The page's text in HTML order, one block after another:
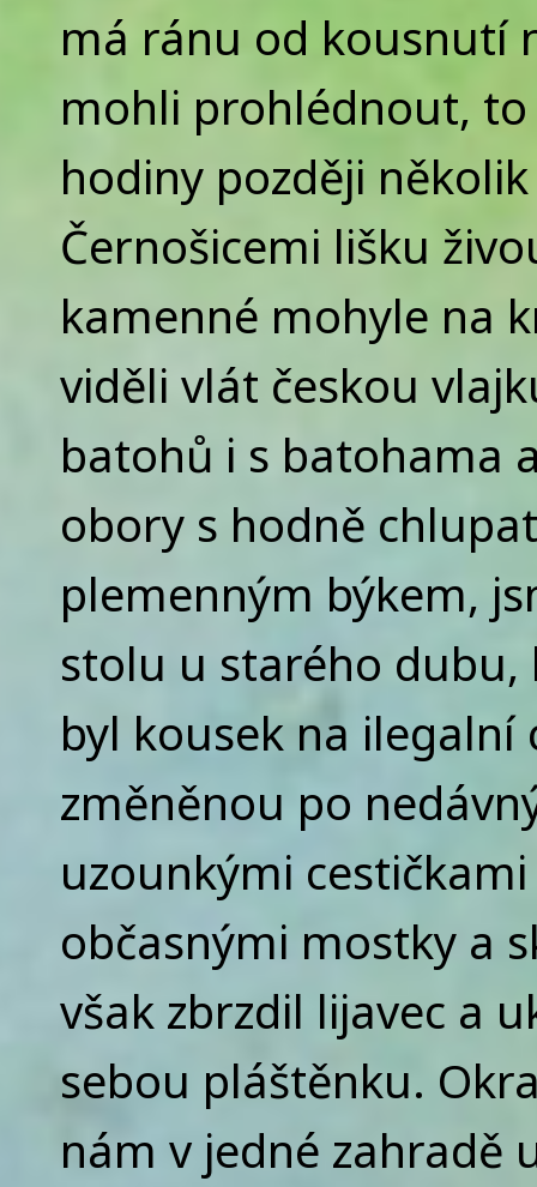
má ránu od kousnutí
mohli prohlédnout, to
hodiny později
Černošicemi lišku
kamenné mohyle na
viděli vlát českou
batohů i s batohama
obory s hodně
plemenným býkem,
stolu u starého dubu,
byl kousek na
změněnou po
uzounkými
občasnými mostky a
však zbrzdil lijavec a
sebou pláštěnku.
nám v jedné zahradě